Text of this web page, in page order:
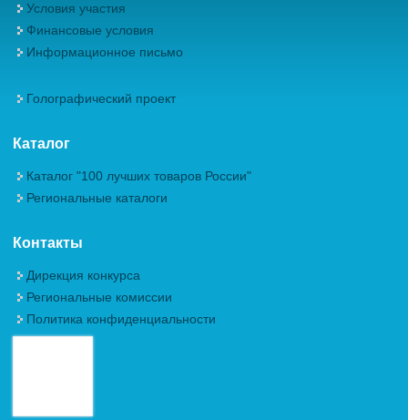
Условия участия
Финансовые условия
Информационное письмо
Голографический проект
Каталог
Каталог "100 лучших товаров России"
Региональные каталоги
Контакты
Дирекция конкурса
Региональные комиссии
Политика конфиденциальности